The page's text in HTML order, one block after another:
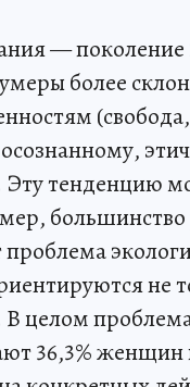
—
более
тенденцию
большинство
проблема
не
целом
36,3%